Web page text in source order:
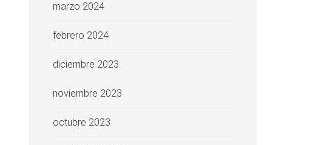
marzo 2024
febrero 2024
diciembre 2023
noviembre 2023
octubre 2023